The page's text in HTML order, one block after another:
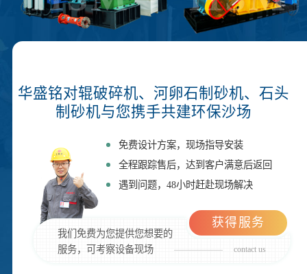
华盛铭对辊破碎机、河卵石制砂机、石头
制砂机与您携手共建环保沙场
免费设计方案，现场指导安装
全程跟踪售后，达到客户满意后返回
遇到问题，48小时赶赴现场解决
我们免费为您提供您想要的
服务，可考察设备现场
contact us
获得服务